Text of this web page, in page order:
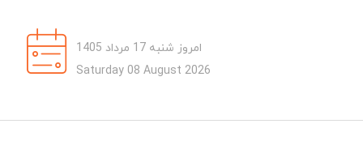
امروز شنبه 17 مرداد 1405
Saturday 08 August 2026